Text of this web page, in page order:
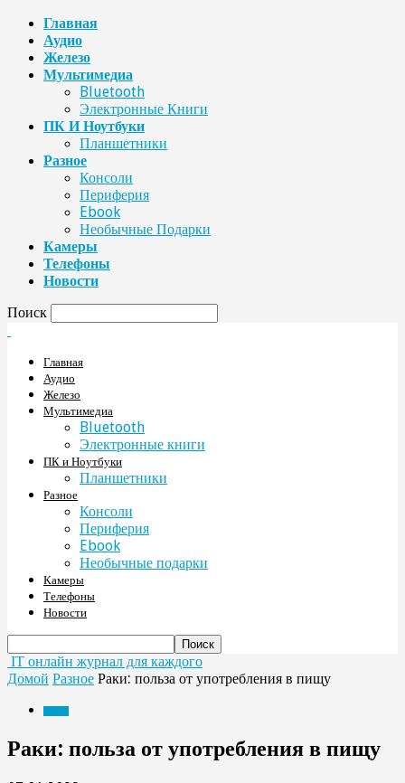
Главная
Аудио
Железо
Мультимедиа
Bluetooth
Электронные Книги
ПК И Ноутбуки
Планшетники
Разное
Консоли
Периферия
Ebook
Необычные Подарки
Камеры
Телефоны
Новости
Поиск
Главная
Аудио
Железо
Мультимедиа
Bluetooth
Электронные книги
ПК и Ноутбуки
Планшетники
Разное
Консоли
Периферия
Ebook
Необычные подарки
Камеры
Телефоны
Новости
IT онлайн журнал для каждого
Домой Разное Раки: польза от употребления в пищу
Раки: польза от употребления в пищу